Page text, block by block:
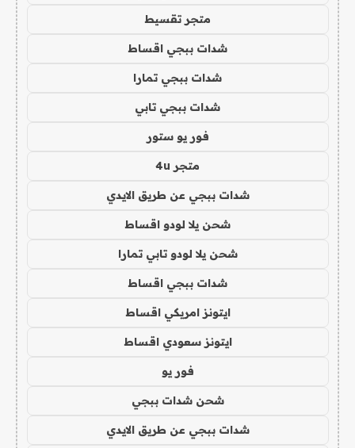
متجر تقسيط
شدات ببجي اقساط
شدات ببجي تمارا
شدات ببجي تابي
فور يو ستور
متجر 4u
شدات ببجي عن طريق الايدي
شحن يلا لودو اقساط
شحن يلا لودو تابي تمارا
شدات ببجي اقساط
ايتونز امريكي اقساط
ايتونز سعودي اقساط
فور يو
شحن شدات ببجي
شدات ببجي عن طريق الايدي